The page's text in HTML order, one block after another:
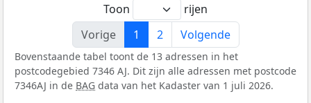
Toon
rijen
Vorige
1 2 Volgende
Bovenstaande tabel toont de 13 adressen in het
postcodegebied 7346 AJ. Dit zijn alle adressen met postcode
7346AJ in de BAG data van het Kadaster van 1 juli 2026.